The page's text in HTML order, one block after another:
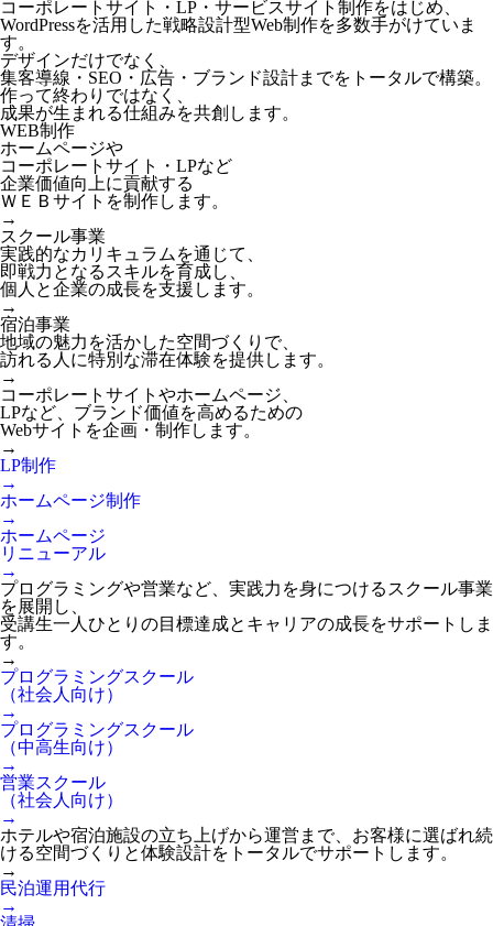
コーポレートサイト・LP・サービスサイト制作をはじめ、
WordPressを活用した戦略設計型Web制作を多数手がけていま
す。
デザインだけでなく、
集客導線・SEO・広告・ブランド設計までをトータルで構築。
作って終わりではなく、
成果が生まれる仕組みを共創します。
WEB制作
ホームページや
コーポレートサイト・LPなど
企業価値向上に貢献する
ＷＥＢサイトを制作します。
→
スクール事業
実践的なカリキュラムを通じて、
即戦力となるスキルを育成し、
個人と企業の成長を支援します。
→
宿泊事業
地域の魅力を活かした空間づくりで、
訪れる人に特別な滞在体験を提供します。
→
コーポレートサイトやホームページ、
LPなど、ブランド価値を高めるための
Webサイトを企画・制作します。
→
LP制作
→
ホームページ制作
→
ホームページ
リニューアル
→
プログラミングや営業など、実践力を身につけるスクール事業
を展開し、
受講生一人ひとりの目標達成とキャリアの成長をサポートしま
す。
→
プログラミングスクール
（社会人向け）
→
プログラミングスクール
（中高生向け）
→
営業スクール
（社会人向け）
→
ホテルや宿泊施設の立ち上げから運営まで、お客様に選ばれ続
ける空間づくりと体験設計をトータルでサポートします。
→
民泊運用代行
→